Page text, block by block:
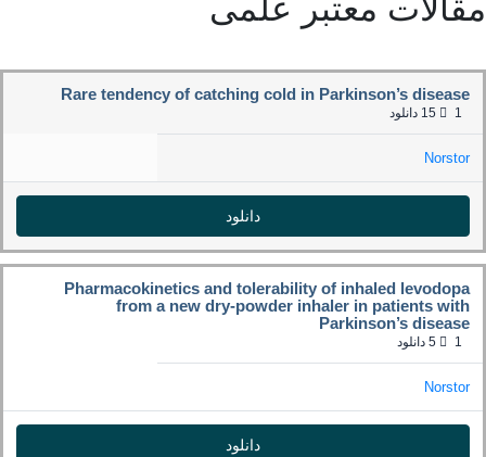
معتبر علمی
Rare tendency of catching cold in Parkinson’s disease
Norstor
دانلود
Pharmacokinetics and tolerability of inhaled levodopa
from a new dry-powder inhaler in patients with
Parkinson’s disease
Norstor
دانلود